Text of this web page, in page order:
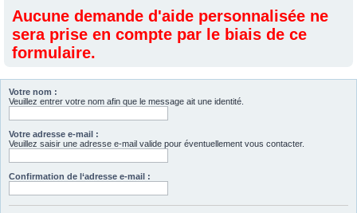
Aucune demande d'aide personnalisée ne
sera prise en compte par le biais de ce
formulaire.
Votre nom :
Veuillez entrer votre nom afin que le message ait une identité.
Votre adresse e-mail :
Veuillez saisir une adresse e-mail valide pour éventuellement vous contacter.
Confirmation de l‘adresse e-mail :